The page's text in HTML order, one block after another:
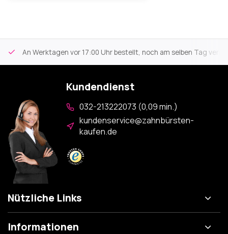
An Werktagen vor 17:00 Uhr bestellt, noch am selben Tag
Kundendienst
032-213222073 (0,09 min.)
kundenservice@zahnbürsten-
kaufen.de
Nützliche Links
Informationen